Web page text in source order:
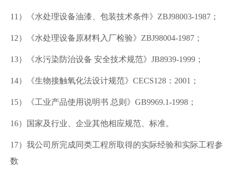
11）《水处理设备油漆、包装技术条件》 ZBJ98003-1987；
12）《水处理设备原材料入厂检验》 ZBJ98004-1987；
13）《水污染防治设备 安全技术规范》 JB8939-1999；
14）《生物接触氧化法设计规范》 CECS128： 2001 ；
15）《工业产品使用说明书 总则》 GB9969.1-1998；
16）国家及行业、企业其他相应规范、标准。
17）我公司所完成同类工程所取得的实际经验和实际工程参
数